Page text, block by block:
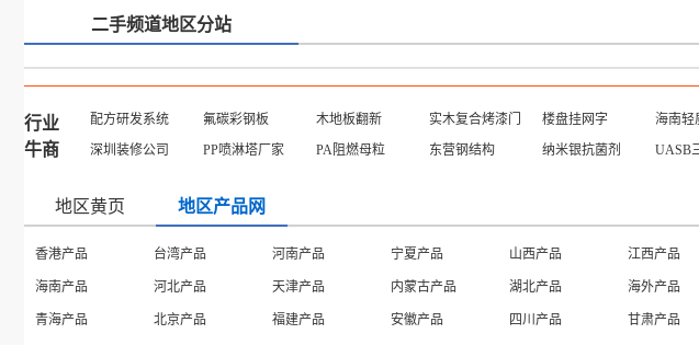
二手频道地区分站
行业
牛商
配方研发系统 氟碳彩钢板 木地板翻新 实木复合烤漆门 楼盘挂网字 海南轻
深圳装修公司
PP喷淋塔厂家 PA阻燃母粒 东营钢结构 纳米银抗菌剂 UASB
地区黄页 地区产品网
香港产品 台湾产品 河南产品 宁夏产品 山西产品 江西产品
海南产品 河北产品 天津产品 内蒙古产品 湖北产品 海外产品
青海产品 北京产品 福建产品 安徽产品 四川产品 甘肃产品